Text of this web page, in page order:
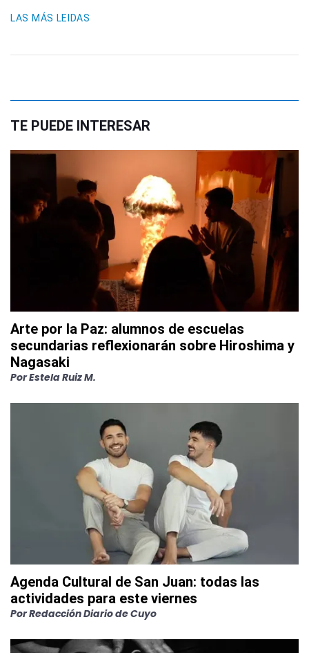
LAS MÁS LEIDAS
TE PUEDE INTERESAR
Arte por la Paz: alumnos de escuelas
secundarias reflexionarán sobre Hiroshima y
Nagasaki
PorEstela Ruiz M.
Agenda Cultural de San Juan: todas las
actividades para este viernes
PorRedacción Diario de Cuyo